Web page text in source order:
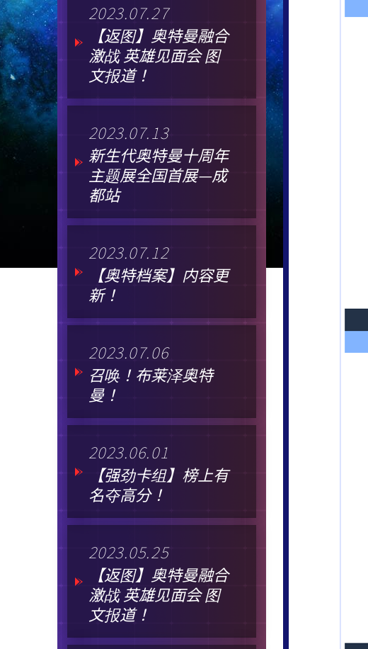
2023.07.27
【返图】奥特曼融合
激战 英雄见面会 图
文报道！
2023.07.13
新生代奥特曼十周年
主题展全国首展—成
都站
2023.07.12
【奥特档案】内容更
新！
2023.07.06
召唤！布莱泽奥特
曼！
2023.06.01
【强劲卡组】榜上有
名夺高分！
2023.05.25
【返图】奥特曼融合
激战 英雄见面会 图
文报道！